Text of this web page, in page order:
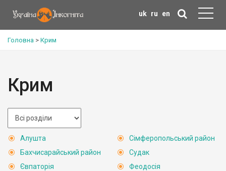
uk ru en
Головна > Крим
Крим
Алушта
Бахчисарайський район
Євпаторія
Сімферопольський район
Судак
Феодосія